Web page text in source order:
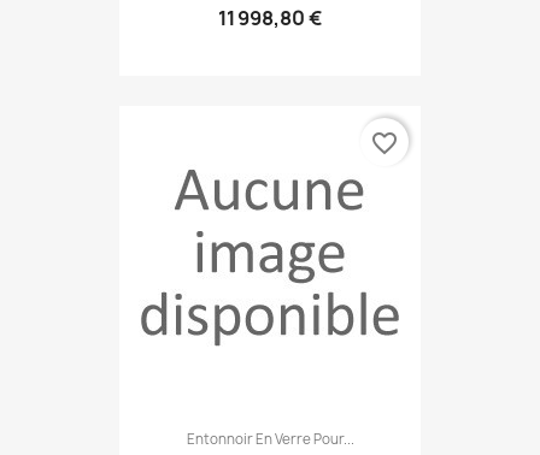
11 998,80 €
Entonnoir En Verre Pour...
favorite_border